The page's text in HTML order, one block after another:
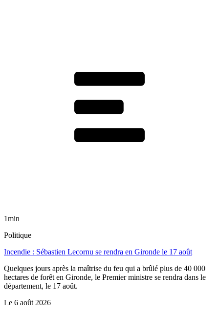
1min
Politique
Incendie : Sébastien Lecornu se rendra en Gironde le 17 août
Quelques jours après la maîtrise du feu qui a brûlé plus de 40 000
hectares de forêt en Gironde, le Premier ministre se rendra dans le
département, le 17 août.
Le 6 août 2026